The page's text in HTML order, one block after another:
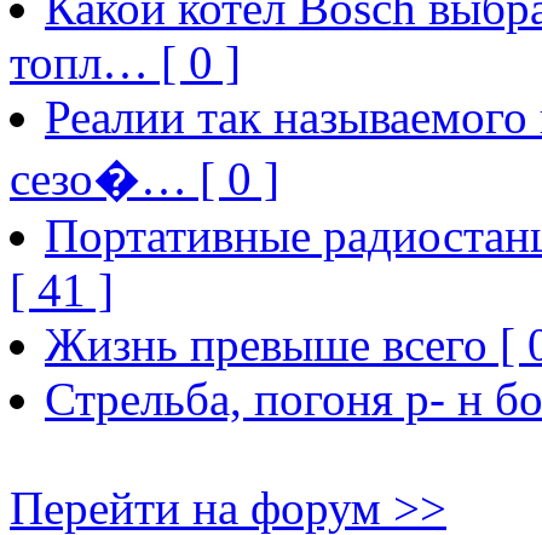
топл… [ 0 ]
Реалии так
сезо�… [ 0 ]
Портативные
[ 41 ]
Жизнь превыше всего [
Стрельба, погоня р- н
Перейти на форум >>